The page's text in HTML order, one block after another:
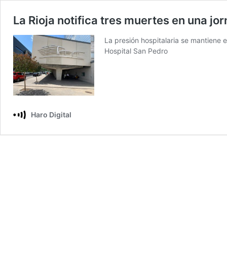
La Rioja notifica tres muertes en una
La presión hospitalaria se mantiene
Hospital San Pedro
Haro Digital